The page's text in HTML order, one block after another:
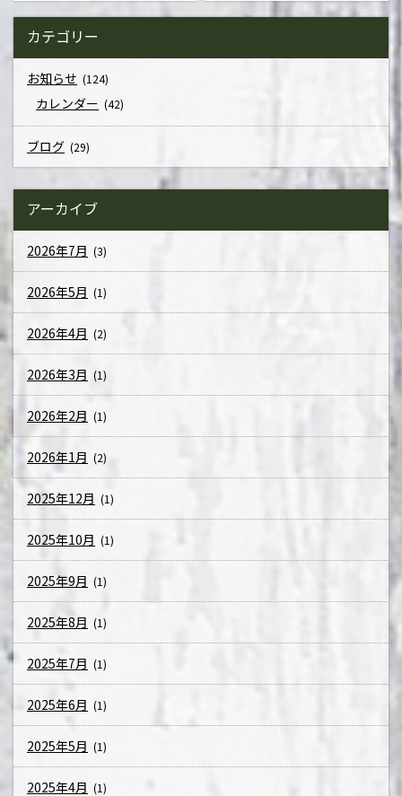
カテゴリー
お知らせ (124)
カレンダー (42)
ブログ (29)
アーカイブ
2026年7月 (3)
2026年5月 (1)
2026年4月 (2)
2026年3月 (1)
2026年2月 (1)
2026年1月 (2)
2025年12月 (1)
2025年10月 (1)
2025年9月 (1)
2025年8月 (1)
2025年7月 (1)
2025年6月 (1)
2025年5月 (1)
2025年4月 (1)